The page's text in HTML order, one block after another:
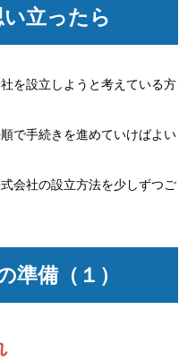
立ったら
を設立しようと考えている方
で手続きを進めていけばよい
会社の設立方法を少しずつご
準備（１）